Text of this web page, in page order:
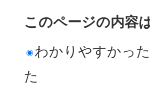
このページの内容
わかりやすかった
た